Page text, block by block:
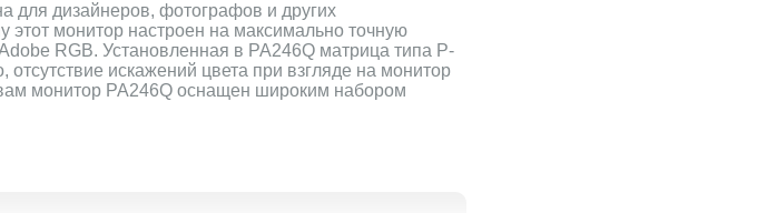
для дизайнеров, фотографов и других
монитор настроен на максимально точную
RGB. Установленная в PA246Q матрица типа P-
отсутствие искажений цвета при взгляде на монитор
монитор PA246Q оснащен широким набором